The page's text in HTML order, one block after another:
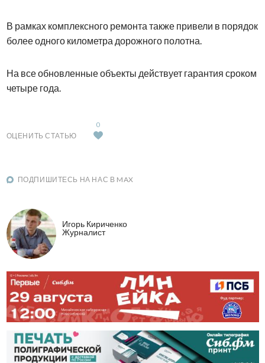
В рамках комплексного ремонта также привели в порядок
более одного километра дорожного полотна.
На все обновленные объекты действует гарантия сроком
четыре года.
ОЦЕНИТЬ СТАТЬЮ
0
ПОДПИШИТЕСЬ НА НАС В MAX
Игорь Кириченко
Журналист